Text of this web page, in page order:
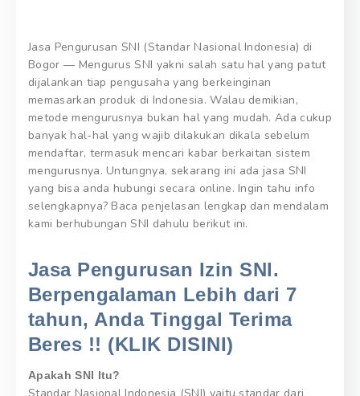
Jasa Pengurusan SNI (Standar Nasional Indonesia) di
Bogor — Mengurus SNI yakni salah satu hal yang patut
dijalankan tiap pengusaha yang berkeinginan
memasarkan produk di Indonesia. Walau demikian,
metode mengurusnya bukan hal yang mudah. Ada cukup
banyak hal-hal yang wajib dilakukan dikala sebelum
mendaftar, termasuk mencari kabar berkaitan sistem
mengurusnya. Untungnya, sekarang ini ada jasa SNI
yang bisa anda hubungi secara online. Ingin tahu info
selengkapnya? Baca penjelasan lengkap dan mendalam
kami berhubungan SNI dahulu berikut ini.
Jasa Pengurusan Izin SNI.
Berpengalaman Lebih dari 7
tahun, Anda Tinggal Terima
Beres !! (KLIK DISINI)
Apakah SNI Itu?